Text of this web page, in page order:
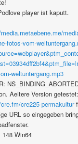
player ist kaputt.
fotos-vom-
weltuntergang.mp3
Aeltere Version getestet:
cre225-permakultur
URL so eingegeben
148 Win64